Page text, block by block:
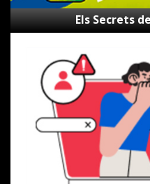
Els Secrets